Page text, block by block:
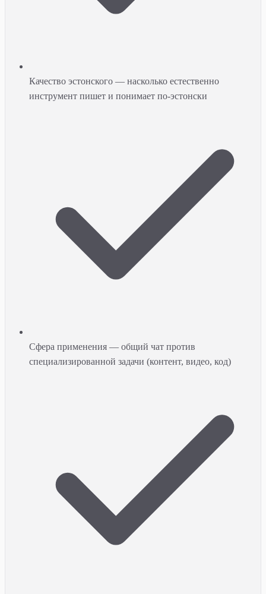
Качество эстонского — насколько естественно
инструмент пишет и понимает по-эстонски
Сфера применения — общий чат против
специализированной задачи (контент, видео, код)